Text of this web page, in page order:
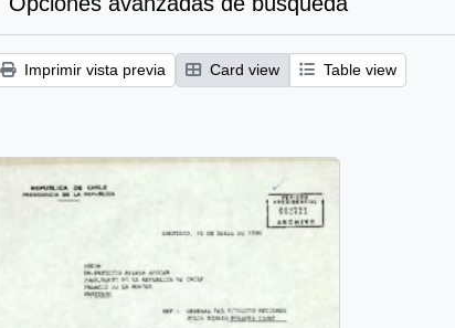
Imprimir vista previa Card view Table view